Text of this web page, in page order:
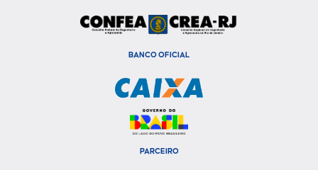
BANCO OFICIAL
PARCEIRO